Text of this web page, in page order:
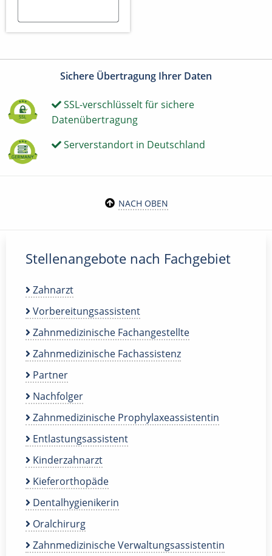
Sichere Übertragung Ihrer Daten
SSL-verschlüsselt für sichere
Datenübertragung
Serverstandort in Deutschland
NACH OBEN
Stellenangebote nach Fachgebiet
Zahnarzt
Vorbereitungsassistent
Zahnmedizinische Fachangestellte
Zahnmedizinische Fachassistenz
Partner
Nachfolger
Zahnmedizinische Prophylaxeassistentin
Entlastungsassistent
Kinderzahnarzt
Kieferorthopäde
Dentalhygienikerin
Oralchirurg
Zahnmedizinische Verwaltungsassistentin